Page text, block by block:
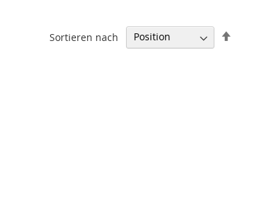
Sortieren nach